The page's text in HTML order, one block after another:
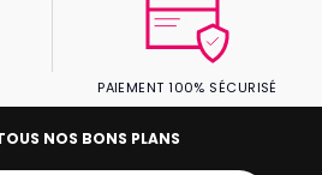
PAIEMENT 100% SÉCURISÉ
NOS BONS PLANS